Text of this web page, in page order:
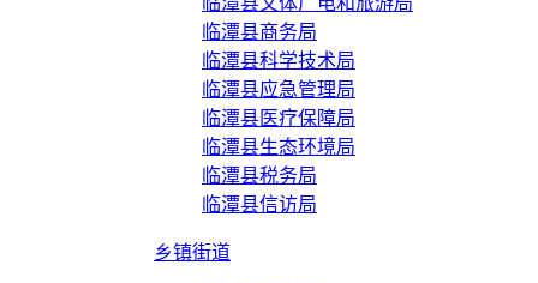
临潭县商务局
临潭县科学技术局
临潭县应急管理局
临潭县医疗保障局
临潭县生态环境局
临潭县税务局
临潭县信访局
乡镇街道